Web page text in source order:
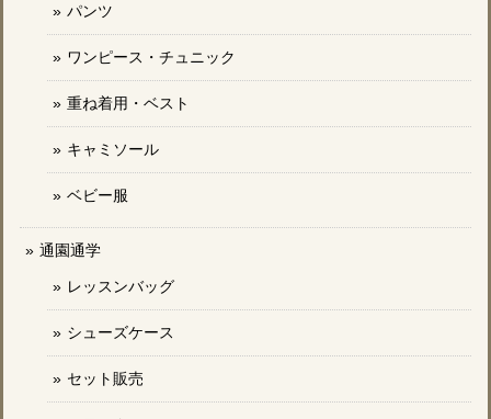
パンツ
ワンピース・チュニック
重ね着用・ベスト
キャミソール
ベビー服
通園通学
レッスンバッグ
シューズケース
セット販売